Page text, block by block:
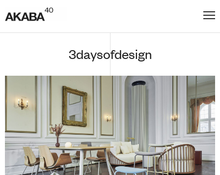
3daysofdesign